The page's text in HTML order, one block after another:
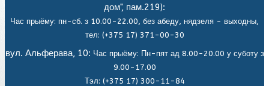
дом", пам.219):
Час прыёму: пн-сб. з 10.00-22.00, без абеду, нядзеля - выходны,
тел: (+375 17) 371-00-30
вул. Альферава, 10: Час прыёму: Пн-пят ад 8.00-20.00 у суботу з
9.00-17.00
Тэл: (+375 17) 300-11-84